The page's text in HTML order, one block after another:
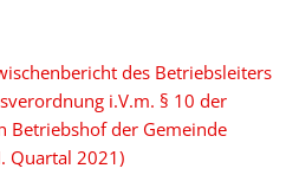
des Betriebsleiters
i.V.m. § 10 der
Betriebshof der Gemeinde
Quartal 2021)